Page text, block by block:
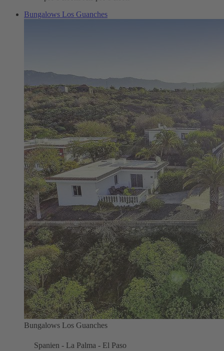
Bungalows Los Guanches
Bungalows Los Guanches
Spanien - La Palma - El Paso